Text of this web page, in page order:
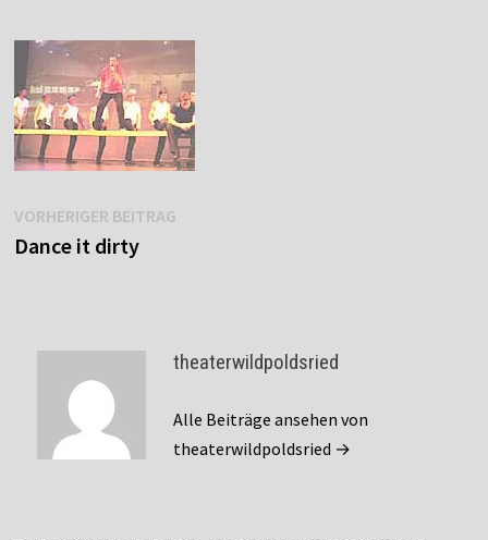
Beitragsnavigation
VORHERIGER BEITRAGVorheriger
Dance it dirty
theaterwildpoldsried
Alle Beiträge ansehen von
theaterwildpoldsried →